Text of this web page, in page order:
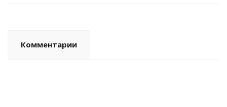
Комментарии